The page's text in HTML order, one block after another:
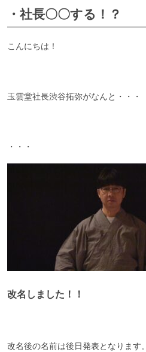
・社長〇〇する！？
こんにちは！
玉雲堂社長渋谷拓弥がなんと・・・
・・・
改名しました！！
改名後の名前は後日発表となります。